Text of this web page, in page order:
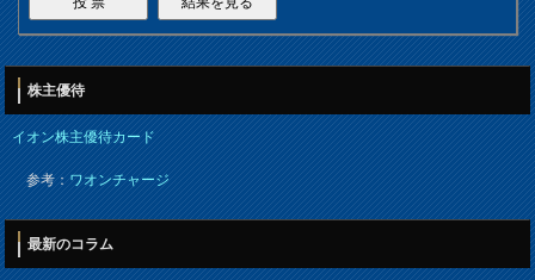
株主優待
イオン株主優待カード
参考：ワオンチャージ
最新のコラム